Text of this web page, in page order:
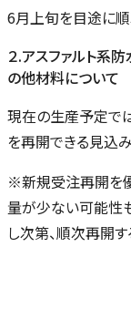
6月上旬を目途に
２.アスファルト系
の他材料について
現在の生産予定で
を再開できる見込み
※新規受注再開を
量が少ない可能性
し次第、順次再開す